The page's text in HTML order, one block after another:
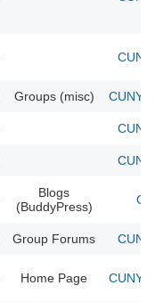
Groups (misc) CUNY
Blogs
(BuddyPress)
Group Forums
Home Page CUNY